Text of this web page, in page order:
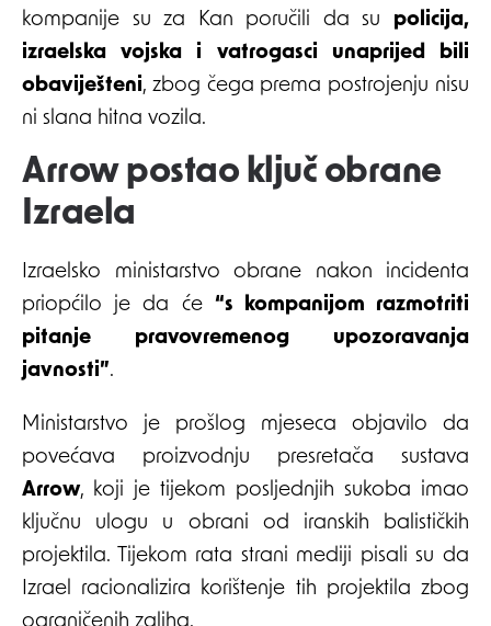
kompanije su za Kan poručili da su policija,
izraelska vojska i vatrogasci unaprijed bili
obaviješteni, zbog čega prema postrojenju nisu
ni slana hitna vozila.
Arrow postao ključ obrane
Izraela
Izraelsko ministarstvo obrane nakon incidenta
priopćilo je da će “s kompanijom razmotriti
pitanje pravovremenog upozoravanja
javnosti”.
Ministarstvo je prošlog mjeseca objavilo da
povećava proizvodnju presretača sustava
Arrow, koji je tijekom posljednjih sukoba imao
ključnu ulogu u obrani od iranskih balističkih
projektila. Tijekom rata strani mediji pisali su da
Izrael racionalizira korištenje tih projektila zbog